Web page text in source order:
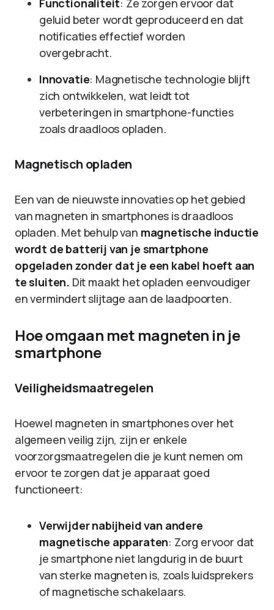
Functionaliteit: Ze zorgen ervoor dat
geluid beter wordt geproduceerd en dat
notificaties effectief worden
overgebracht.
Innovatie: Magnetische technologie blijft
zich ontwikkelen, wat leidt tot
verbeteringen in smartphone-functies
zoals draadloos opladen.
Magnetisch opladen
Een van de nieuwste innovaties op het gebied
van magneten in smartphones is draadloos
opladen. Met behulp van magnetische inductie
wordt de batterij van je smartphone
opgeladen zonder dat je een kabel hoeft aan
te sluiten. Dit maakt het opladen eenvoudiger
en vermindert slijtage aan de laadpoorten.
Hoe omgaan met magneten in je
smartphone
Veiligheidsmaatregelen
Hoewel magneten in smartphones over het
algemeen veilig zijn, zijn er enkele
voorzorgsmaatregelen die je kunt nemen om
ervoor te zorgen dat je apparaat goed
functioneert:
Verwijder nabijheid van andere
magnetische apparaten: Zorg ervoor dat
je smartphone niet langdurig in de buurt
van sterke magneten is, zoals luidsprekers
of magnetische schakelaars.